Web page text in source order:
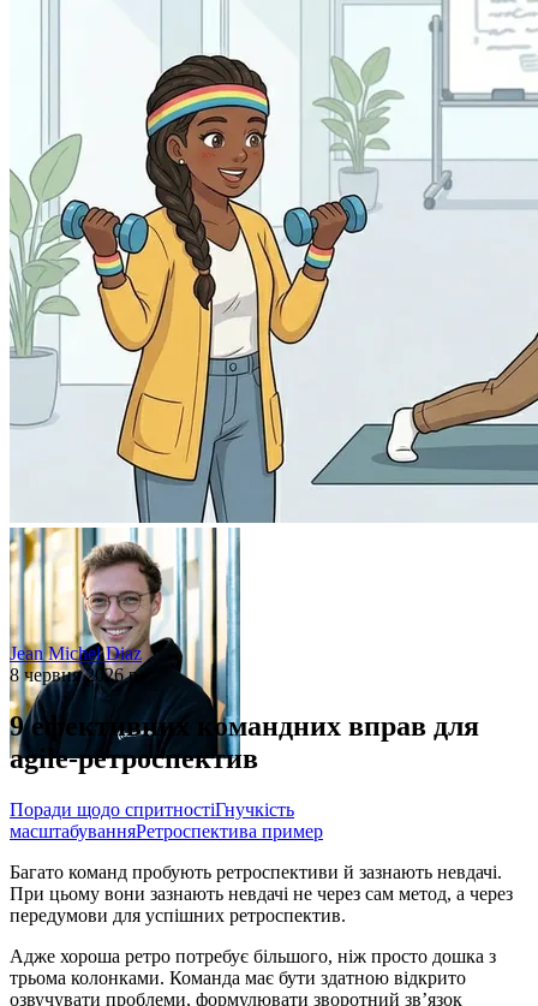
Jean Michel Diaz
8 червня 2026 р.
9 ефективних командних вправ для
agile-ретроспектив
Поради щодо спритностіГнучкість
масштабуванняРетроспектива пример
Багато команд пробують ретроспективи й зазнають невдачі.
При цьому вони зазнають невдачі не через сам метод, а через
передумови для успішних ретроспектив.
Адже хороша ретро потребує більшого, ніж просто дошка з
трьома колонками. Команда має бути здатною відкрито
озвучувати проблеми, формулювати зворотний зв’язок